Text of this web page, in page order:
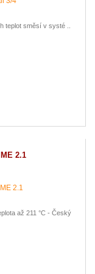
teplot směsí v systé ..
2.1
až 211 °C - Český